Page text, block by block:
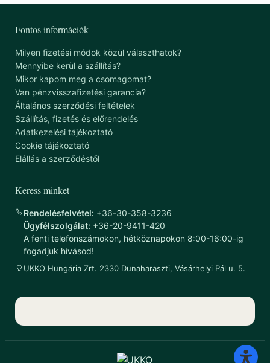
Fontos információk
Milyen fizetési módok közül választhatok?
Mennyibe kerül a szállítás?
Mikor kapom meg a csomagomat?
Van pénzvisszafizetési garancia?
Általános szerződési feltételek
Szállítás, fizetés és előrendelés
Adatkezelési tájékoztató
Cookie tájékoztató
Elállás a szerződéstől
Keress minket
Rendelésfelvétel: +36-30-358-3236
Ügyfélszolgálat: +36-20-9411-420
A fenti telefonszámokon, hétköznapokon 8:00-16:00-ig
fogadjuk hívásod!
UKKO Hungária Zrt. 2330 Dunaharaszti, Vásárhelyi Pál u. 5.